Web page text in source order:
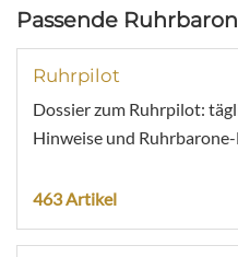
Passende
Ruhrpilot
Dossier zum Ruhrpilot:
Hinweise und
463 Artikel